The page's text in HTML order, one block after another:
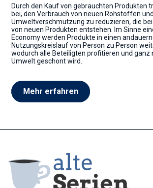
Durch den Kauf von gebrauchten Produkten
bei, den Verbrauch von neuen Rohstoffen
Umweltverschmutzung zu reduzieren, die
von neuen Produkten entstehen. Im Sinne
Economy werden Produkte in einen
Nutzungskreislauf von Person zu Person
wodurch alle Beteiligten profitieren und ganz
Umwelt geschont wird.
Mehr erfahren